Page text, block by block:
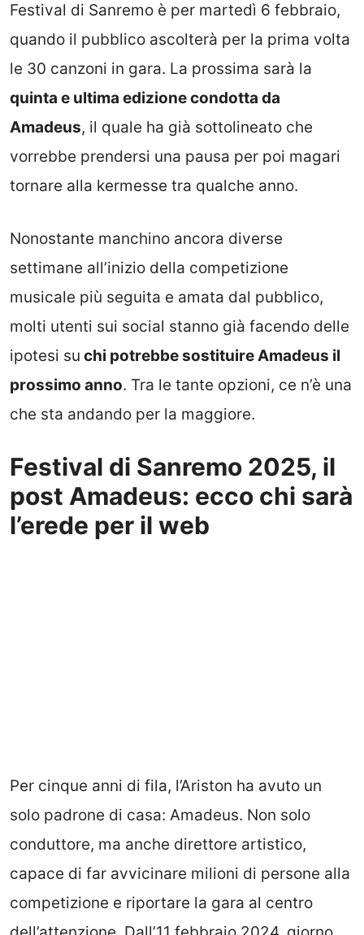
Festival di Sanremo è per martedì 6 febbraio,
quando il pubblico ascolterà per la prima volta
le 30 canzoni in gara. La prossima sarà la
quinta e ultima edizione condotta da
Amadeus, il quale ha già sottolineato che
vorrebbe prendersi una pausa per poi magari
tornare alla kermesse tra qualche anno.
Nonostante manchino ancora diverse
settimane all’inizio della competizione
musicale più seguita e amata dal pubblico,
molti utenti sui social stanno già facendo delle
ipotesi su chi potrebbe sostituire Amadeus il
prossimo anno. Tra le tante opzioni, ce n’è una
che sta andando per la maggiore.
Festival di Sanremo 2025, il
post Amadeus: ecco chi sarà
l’erede per il web
Per cinque anni di fila, l’Ariston ha avuto un
solo padrone di casa: Amadeus. Non solo
conduttore, ma anche direttore artistico,
capace di far avvicinare milioni di persone alla
competizione e riportare la gara al centro